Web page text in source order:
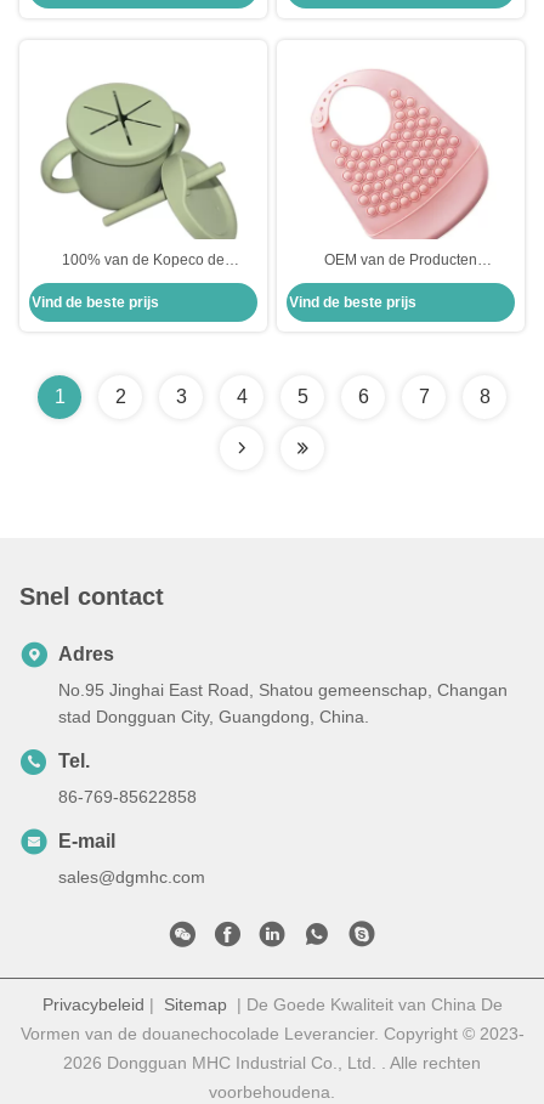
Zuigelingenfruit van Eco
Siliconemelk Aangepaste de
100% van de Kopeco de
Vriendschappelijke BPA van
siliconesippy van de de
Babysnack Vrije Aangepaste
Vind de beste prijs
OEM van de Producten
Multikleuren van het Babysilicone
de Peuters Pasgeboren
Waterdichte Slabben
Vind de beste prijs
1 2 3 4 5 6 7 8
Snel contact
Adres
No.95 Jinghai East Road, Shatou gemeenschap, Changan
stad Dongguan City, Guangdong, China.
Tel.
86-769-85622858
E-mail
sales@dgmhc.com
Privacybeleid | Sitemap| De Goede Kwaliteit van China De
Vormen van de douanechocolade Leverancier. Copyright © 2023-
2026 Dongguan MHC Industrial Co., Ltd. . Alle rechten
voorbehoudena.